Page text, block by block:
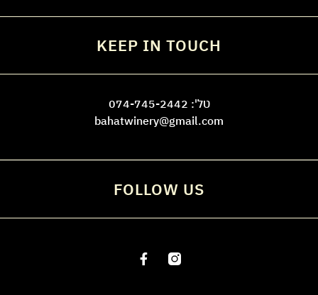
KEEP IN TOUCH
טל': 074-745-2442
bahatwinery@gmail.com
FOLLOW US